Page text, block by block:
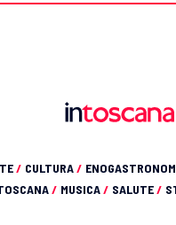
/ CULTURA/
/ MUSICA/ SALUTE/